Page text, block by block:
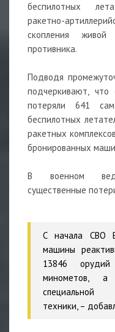
беспилотных
ракетно-
скопления
противника.
Подводя
подчеркивают,
потеряли 641
беспилотных
ракетных
бронированных
В военном
существенные
С начала СВО
машины
13846
минометов,
специальной
техники, –